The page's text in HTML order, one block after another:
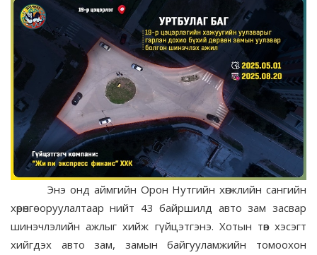
Энэ онд аймгийн Орон Нутгийн хөгжлийн сангийн
хөрөнгө оруулалтаар нийт 43 байршилд авто зам засвар
шинэчлэлийн ажлыг хийж гүйцэтгэнэ. Хотын төв хэсэгт
хийгдэх авто зам, замын байгууламжийн томоохон